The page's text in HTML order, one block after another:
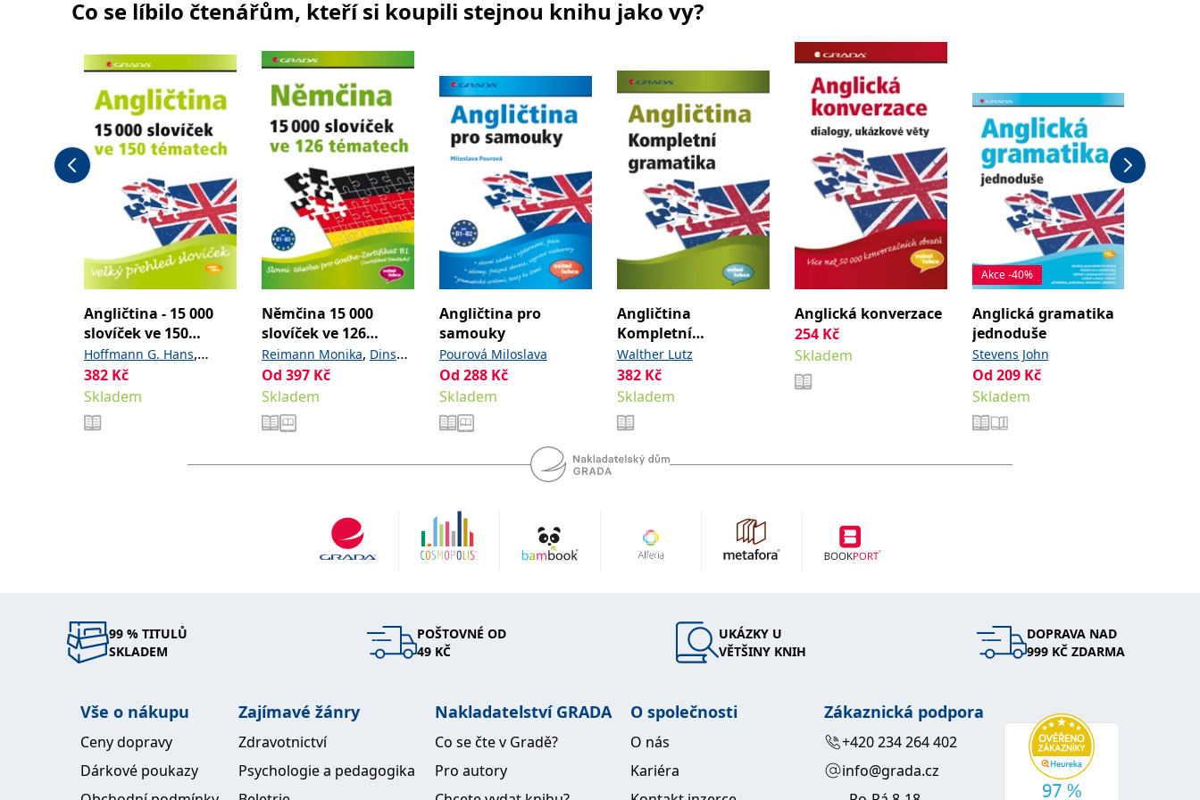
Co se líbilo čtenářům, kteří si koupili stejnou knihu jako vy?
Angličtina - 15 000
slovíček ve 150
tématech
Hoffmann G. Hans,
Hoffmann Marion
382 Kč
Skladem
Němčina 15 000
slovíček ve 126
tématech
Reimann Monika, Dinsel
Sabine
Od 397 Kč
Skladem
Angličtina pro
samouky
Pourová Miloslava
Od 288 Kč
Skladem
Angličtina
Kompletní
gramatika
Walther Lutz
382 Kč
Skladem
Anglická konverzace
254 Kč
Skladem
Akce -40%
Anglická gramatika
jednoduše
Stevens John
Od 209 Kč
Skladem
99 % TITULŮ
SKLADEM
POŠTOVNÉ OD
49 KČ
UKÁZKY U
VĚTŠINY KNIH
DOPRAVA NAD
999 KČ ZDARMA
Vše o nákupu
Ceny dopravy
Dárkové poukazy
Zajímavé žánry
Zdravotnictví
Psychologie a pedagogika
Nakladatelství GRADA
Co se čte v Gradě?
Pro autory
O společnosti
O nás
Kariéra
Zákaznická podpora
+420 234 264 402
info@grada.cz